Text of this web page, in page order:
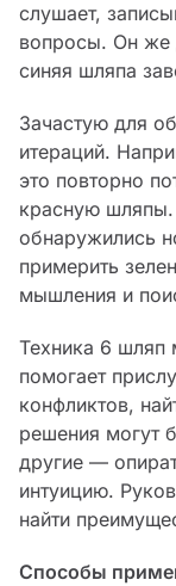
слушает,
вопросы. Он же
синяя шляпа
Зачастую для
итераций.
это повторно
красную
обнаружились
примерить
мышления и
Техника 6 шляп
помогает
конфликтов,
решения могут
другие —
интуицию.
найти
Способы